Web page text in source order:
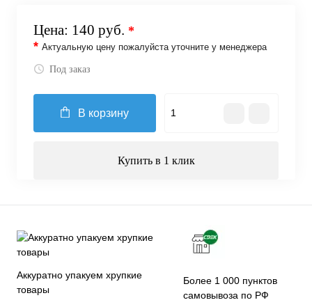
Цена: 140 руб. *
* Актуальную цену пожалуйста уточните у менеджера
Под заказ
В корзину
Купить в 1 клик
Аккуратно упакуем хрупкие
товары
Более 1 000 пунктов
самовывоза по РФ